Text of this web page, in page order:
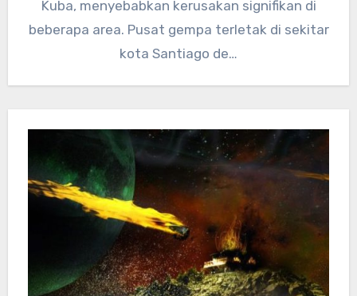
Kuba, menyebabkan kerusakan signifikan di
beberapa area. Pusat gempa terletak di sekitar
kota Santiago de…